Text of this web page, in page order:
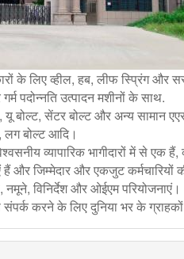
के लिए व्हील, हब, लीफ स्प्रिंग और
पदोन्नति उत्पादन मशीनों के साथ.
यू बोल्ट, सेंटर बोल्ट और अन्य सामान
बोल्ट आदि।
व्यापारिक भागीदारों में से एक हैं,
और जिम्मेदार और एकजुट कर्मचारियों
विनिर्देश और ओईएम परियोजनाएं।
करने के लिए दुनिया भर के